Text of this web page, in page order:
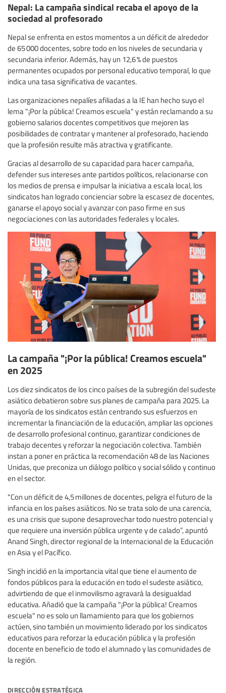
Nepal: La campaña sindical recaba el apoyo de la
sociedad al profesorado
Nepal se enfrenta en estos momentos a un déficit de alrededor
de 65 000 docentes, sobre todo en los niveles de secundaria y
secundaria inferior. Además, hay un 12,6 % de puestos
permanentes ocupados por personal educativo temporal, lo que
indica una tasa significativa de vacantes.
Las organizaciones nepalíes afiliadas a la IE han hecho suyo el
lema "¡Por la pública! Creamos escuela" y están reclamando a su
gobierno salarios docentes competitivos que mejoren las
posibilidades de contratar y mantener al profesorado, haciendo
que la profesión resulte más atractiva y gratificante.
Gracias al desarrollo de su capacidad para hacer campaña,
defender sus intereses ante partidos políticos, relacionarse con
los medios de prensa e impulsar la iniciativa a escala local, los
sindicatos han logrado concienciar sobre la escasez de docentes,
ganarse el apoyo social y avanzar con paso firme en sus
negociaciones con las autoridades federales y locales.
La campaña "¡Por la pública! Creamos escuela"
en 2025
Los diez sindicatos de los cinco países de la subregión del sudeste
asiático debatieron sobre sus planes de campaña para 2025. La
mayoría de los sindicatos están centrando sus esfuerzos en
incrementar la financiación de la educación, ampliar las opciones
de desarrollo profesional continuo, garantizar condiciones de
trabajo decentes y reforzar la negociación colectiva. También
instan a poner en práctica la recomendación 48 de las Naciones
Unidas, que preconiza un diálogo político y social sólido y continuo
en el sector.
"Con un déficit de 4,5 millones de docentes, peligra el futuro de la
infancia en los países asiáticos. No se trata solo de una carencia,
es una crisis que supone desaprovechar todo nuestro potencial y
que requiere una inversión pública urgente y de calado”, apuntó
Anand Singh, director regional de la Internacional de la Educación
en Asia y el Pacífico.
Singh incidió en la importancia vital que tiene el aumento de
fondos públicos para la educación en todo el sudeste asiático,
advirtiendo de que el inmovilismo agravará la desigualdad
educativa. Añadió que la campaña "¡Por la pública! Creamos
escuela" no es solo un llamamiento para que los gobiernos
actúen, sino también un movimiento liderado por los sindicatos
educativos para reforzar la educación pública y la profesión
docente en beneficio de todo el alumnado y las comunidades de
la región.
dirección estratégica